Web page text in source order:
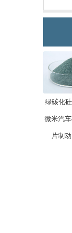
绿碳化
微米汽
片制